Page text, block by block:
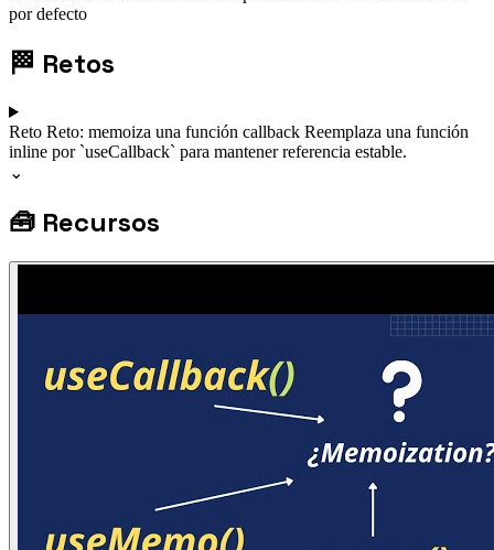
por defecto
🏁 Retos
Reto Reto: memoiza una función callback Reemplaza una función
inline por `useCallback` para mantener referencia estable.
⌄
🧰 Recursos